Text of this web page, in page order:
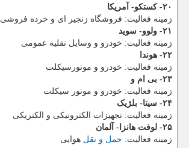
۲۰- کستکو- آمریکا
زمینه فعالیت: فروشگاه زنجیر ای و خرده فروشی
۲۱- ولوو- سوید
زمینه فعالیت: خودرو و وسایل نقلیه عمومی
۲۲- هوندا
زمینه فعالیت: خودرو و موتورسیکلت
۲۳- بی ام و
زمینه فعالیت: خودرو و موتور سیکلت
۲۴- سیتا- بلژیک
زمینه فعالیت: تجهیزات الکترونیکی و الکتریکی
۲۵- لوفت هانزا- آلمان
زمینه فعالیت: حمل و نقل هوایی